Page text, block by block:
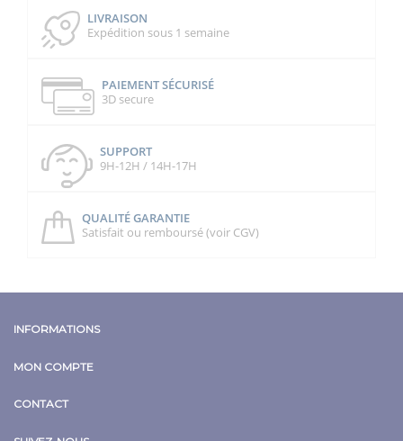
LIVRAISON
Expédition sous 1 semaine
PAIEMENT SÉCURISÉ
3D secure
SUPPORT
9H-12H / 14H-17H
QUALITÉ GARANTIE
Satisfait ou remboursé (voir CGV)
INFORMATIONS
MON COMPTE
CONTACT